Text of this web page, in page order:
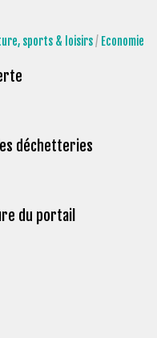
& Carte
le territoire
sports & loisirs/ Economie
déchetteries
du portail